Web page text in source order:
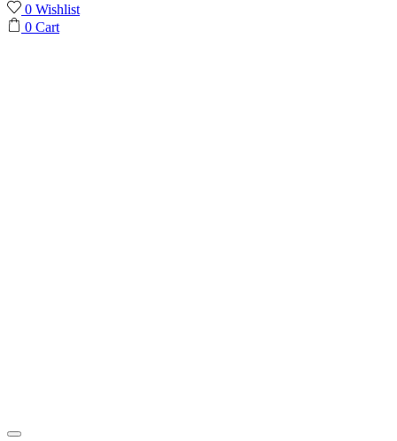
0 Wishlist
0 Cart